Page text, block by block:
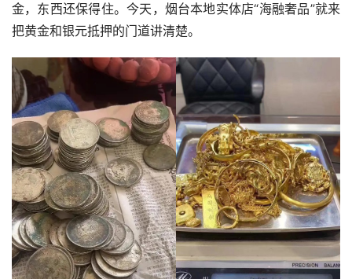
金，东西还保得住。今天，烟台本地实体店“海融奢品”就来
把黄金和银元抵押的门道讲清楚。